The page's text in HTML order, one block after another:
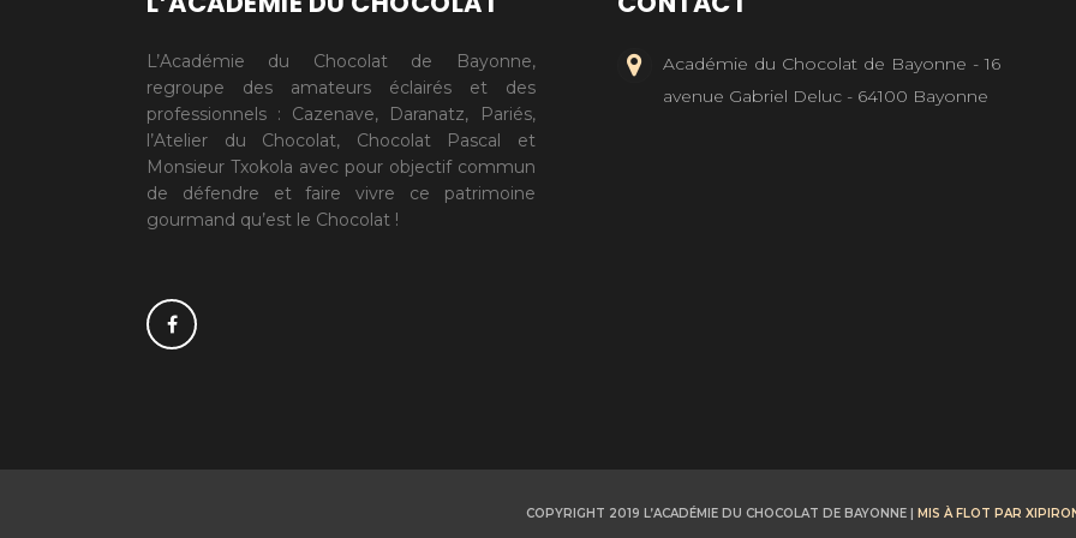
L’Académie du Chocolat de Bayonne,
regroupe des amateurs éclairés et des
professionnels : Cazenave, Daranatz, Pariés,
l’Atelier du Chocolat, Chocolat Pascal et
Monsieur Txokola avec pour objectif commun
de défendre et faire vivre ce patrimoine
gourmand qu’est le Chocolat !
Académie du Chocolat de Bayonne - 16
avenue Gabriel Deluc - 64100 Bayonne
COPYRIGHT 2019 L’ACADÉMIE DU CHOCOLAT DE BAYONNE | MIS À FLOT PAR